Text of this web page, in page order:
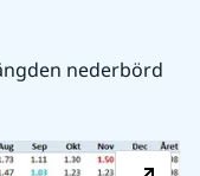
nederbörd